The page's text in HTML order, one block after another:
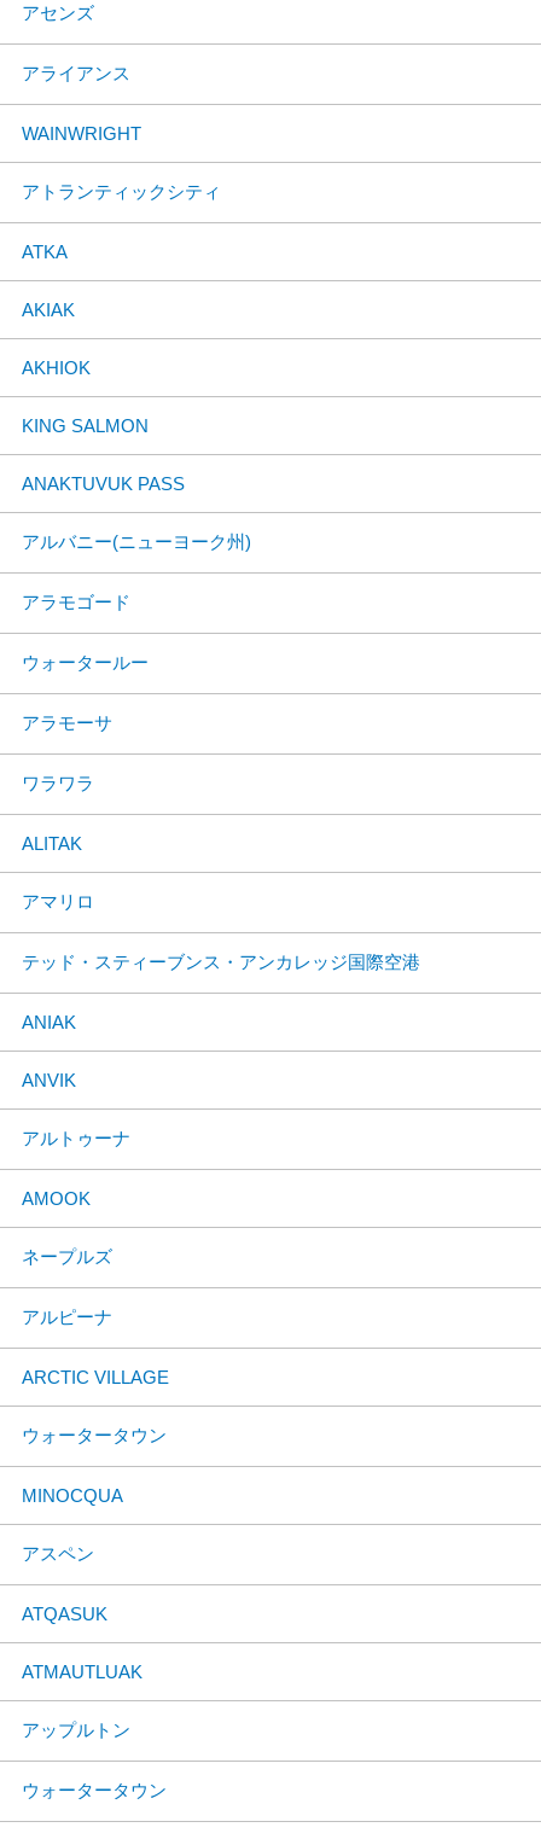
アセンズ
アライアンス
WAINWRIGHT
アトランティックシティ
ATKA
AKIAK
AKHIOK
KING SALMON
ANAKTUVUK PASS
アルバニー(ニューヨーク州)
アラモゴード
ウォータールー
アラモーサ
ワラワラ
ALITAK
アマリロ
テッド・スティーブンス・アンカレッジ国際空港
ANIAK
ANVIK
アルトゥーナ
AMOOK
ネープルズ
アルピーナ
ARCTIC VILLAGE
ウォータータウン
MINOCQUA
アスペン
ATQASUK
ATMAUTLUAK
アップルトン
ウォータータウン